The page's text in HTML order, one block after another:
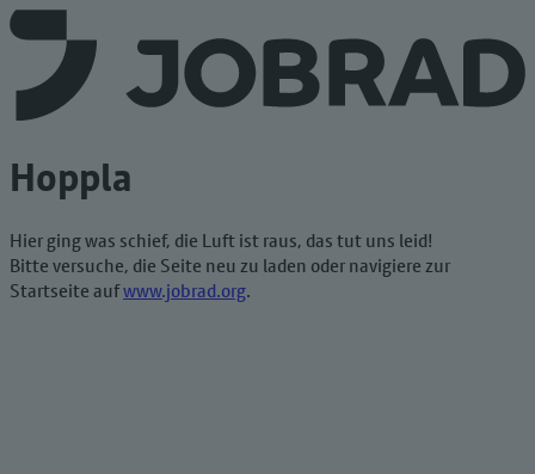
Hoppla
Hier ging was schief, die Luft ist raus, das tut uns leid!
Bitte versuche, die Seite neu zu laden oder navigiere zur
Startseite aufwww.jobrad.org.